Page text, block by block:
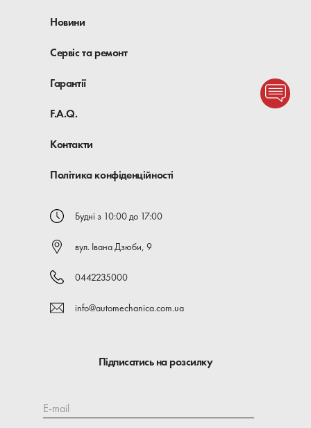
Новини
Сервіс та ремонт
Гарантії
F.A.Q.
Контакти
Політика конфіденційності
Будні з 10:00 до 17:00
вул. Івана Дзюби, 9
0442235000
info@automechanica.com.ua
Підписатись на розсилку
E-mail